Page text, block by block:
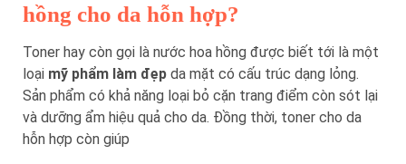
hồng cho da hỗn hợp?
Toner hay còn gọi là nước hoa hồng được biết tới là một
loại mỹ phẩm làm đẹp da mặt có cấu trúc dạng lỏng.
Sản phẩm có khả năng loại bỏ cặn trang điểm còn sót lại
và dưỡng ẩm hiệu quả cho da. Đồng thời, toner cho da
hỗn hợp còn giúp